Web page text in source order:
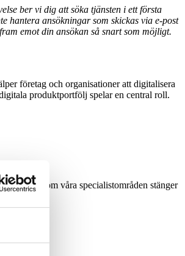
ber vi dig att söka tjänsten i ett första
hantera ansökningar som skickas via e-post
emot din ansökan så snart som möjligt.
företag och organisationer att digitalisera
produktportfölj spelar en central roll.
inom våra specialistområden stänger